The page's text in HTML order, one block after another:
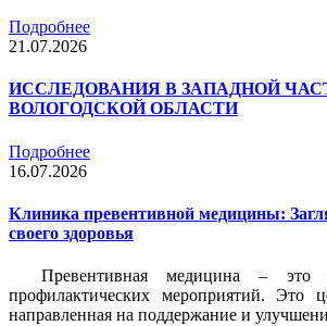
Подробнее
21.07.2026
ИССЛЕДОВАНИЯ В ЗАПАДНОЙ
ВОЛОГОДСКОЙ ОБЛАСТИ
Подробнее
16.07.2026
Клиника превентивной медицины:
своего здоровья
Превентивная медицина – это
профилактических мероприятий. Это
направленная на поддержание и